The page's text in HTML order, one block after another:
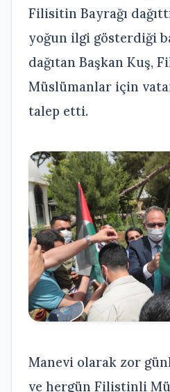
Filisitin Bayrağı
yoğun ilgi gösterdiği
dağıtan Başkan Kuş,
Müslümanlar için
talep etti.
Manevi olarak zor
ve hergün Filistinli